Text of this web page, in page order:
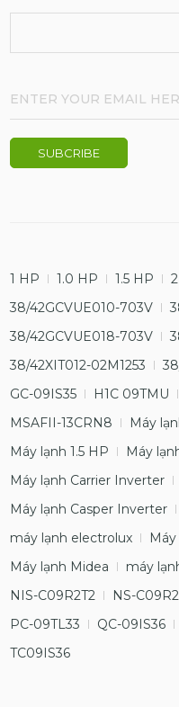
1 HP 1.0 HP 1.5 HP
38/42GCVUE010-703V
38/42GCVUE018-703V
38/42XIT012-02M1253
GC-09IS35
H1C 09TMU
MSAFII-13CRN8
Máy
Máy lạnh 1.5 HP
Máy
Máy lạnh Carrier Inverter
Máy lạnh Casper Inverter
máy lạnh electrolux
Máy lạnh Midea
máy
NIS-C09R2T2
NS-
PC-09TL33
QC-09IS36
TC09IS36